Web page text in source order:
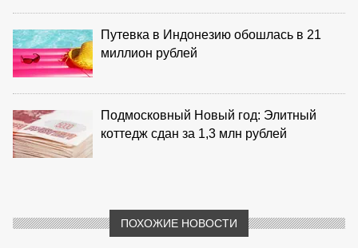
Путевка в Индонезию обошлась в 21
миллион рублей
Подмосковный Новый год: Элитный
коттедж сдан за 1,3 млн рублей
ПОХОЖИЕ НОВОСТИ